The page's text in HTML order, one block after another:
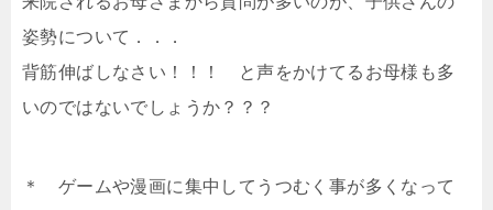
姿勢について．．．
背筋伸ばしなさい！！！ と声をかけてるお母様も多
いのではないでしょうか？？？
＊ ゲームや漫画に集中してうつむく事が多くなって